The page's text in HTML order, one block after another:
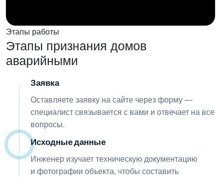
Этапы работы
Этапы признания домов
аварийными
01 Заявка
Оставляете заявку на сайте через форму —
специалист связывается с вами и отвечает на все
вопросы.
Исходные данные
Инженер изучает техническую документацию
и фотографии объекта, чтобы составить